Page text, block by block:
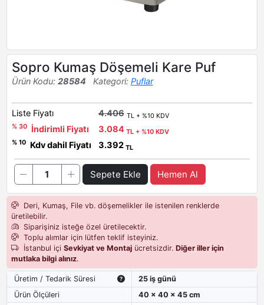
Sopro Kumaş Döşemeli Kare Puf
Ürün Kodu: 28584 Kategori: Puflar
Liste Fiyatı 4.406 TL + %10 KDV
% 30
İndirimli Fiyatı 3.084 TL + %10 KDV
% 10
Kdv dahil Fiyatı 3.392 TL
Sepete Ekle Hemen Al
Deri, Kumaş, File vb. döşemelikler ile istenilen renklerde
üretilebilir.
Siparişiniz isteğe özel üretilecektir.
Toplu alımlar için lütfen teklif isteyiniz.
İstanbul içi Sevkiyat ve Montajücretsizdir. Diğer iller için
mutlaka bilgi alınız.
Üretim / Tedarik Süresi
25 iş günü
Ürün Ölçüleri
40 x 40 x 45 cm